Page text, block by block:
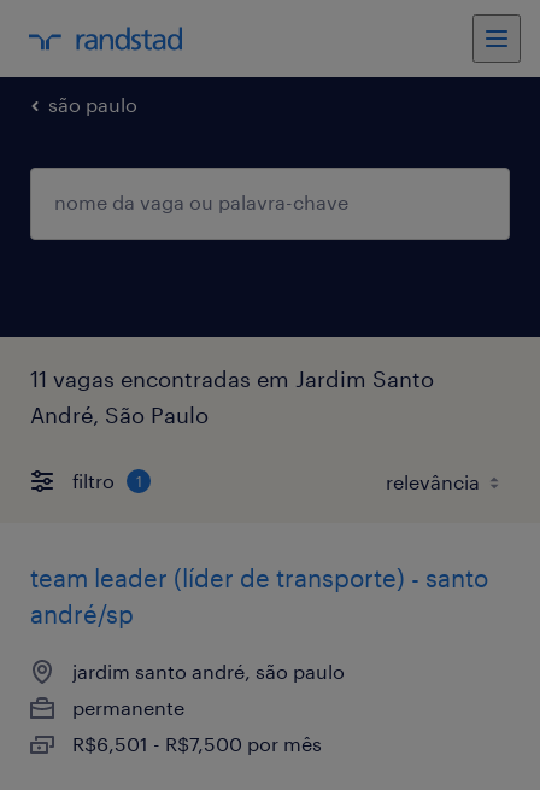
são paulo
11 vagas encontradas em Jardim Santo
André, São Paulo
filtro 1
team leader (líder de transporte) - santo
andré/sp
jardim santo andré, são paulo
permanente
R$6,501 - R$7,500 por mês